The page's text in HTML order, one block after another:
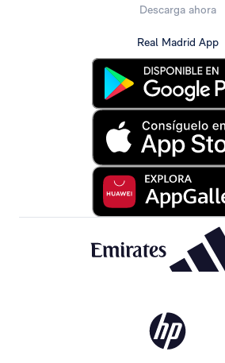
Descarga ahora
Real Madrid App